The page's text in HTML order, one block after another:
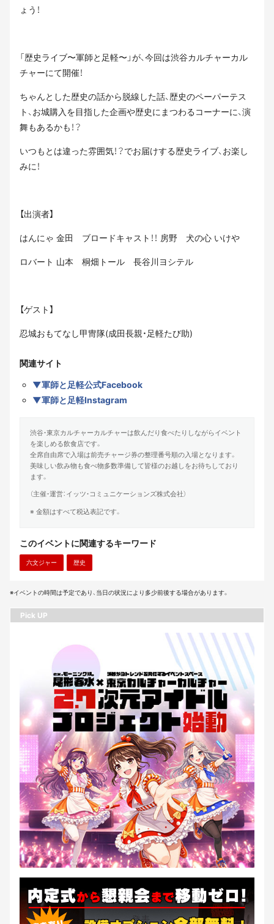
ょう！
「歴史ライブ〜軍師と足軽〜」が、今回は渋谷カルチャーカル
チャーにて開催！
ちゃんとした歴史の話から脱線した話、歴史のペーパーテス
ト、お城購入を目指した企画や歴史にまつわるコーナーに、演
舞もあるかも！？
いつもとは違った雰囲気！？でお届けする歴史ライブ、お楽し
みに！
【出演者】
はんにゃ 金田 ブロードキャスト！！ 房野 犬の心 いけや
ロバート 山本 桐畑トール 長谷川ヨシテル
【ゲスト】
忍城おもてなし甲冑隊(成田長親・足軽たび助)
関連サイト
▼軍師と足軽公式Facebook
▼軍師と足軽Instagram
渋谷・東京カルチャーカルチャーは飲んだり食べたりしながらイベント
を楽しめる飲食店です。
全席自由席で入場は前売チャージ券の整理番号順の入場となります。
美味しい飲み物も食べ物多数準備して皆様のお越しをお待ちしており
ます。
（主催・運営：イッツ・コミュニケーションズ株式会社）
※ 金額はすべて税込表記です。
このイベントに関連するキーワード
六文ジャー 歴史
※イベントの時間は予定であり、当日の状況により多少前後する場合があります。
Pick UP